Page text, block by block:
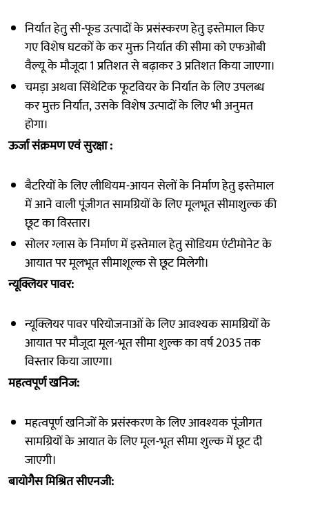
निर्यात हेतु सी-फूड उत्पादों के प्रसंस्करण हेतु इस्तेमाल किए
गए विशेष घटकों के कर मुक्त निर्यात की सीमा को एफओबी
वैल्यू के मौजूदा 1 प्रतिशत से बढ़ाकर 3 प्रतिशत किया जाएगा।
चमड़ा अथवा सिंथेटिक फूटवियर के निर्यात के लिए उपलब्ध
कर मुक्त निर्यात, उसके विशेष उत्पादों के लिए भी अनुमत
होगा।
ऊर्जा संक्रमण एवं सुरक्षा :
बैटरियों के लिए लीथियम-आयन सेलों के निर्माण हेतु इस्तेमाल
में आने वाली पूंजीगत सामग्रियों के लिए मूलभूत सीमाशुल्क की
छूट का विस्तार।
सोलर ग्लास के निर्माण में इस्तेमाल हेतु सोडियम एंटीमोनेट के
आयात पर मूलभूत सीमाशूल्क से छूट मिलेगी।
न्यूक्लियर पावर:
न्यूक्लियर पावर परियोजनाओं के लिए आवश्यक सामग्रियों के
आयात पर मौजूदा मूल-भूत सीमा शुल्क का वर्ष 2035 तक
विस्तार किया जाएगा।
महत्वपूर्ण खनिज:
महत्वपूर्ण खनिजों के प्रसंस्करण के लिए आवश्यक पूंजीगत
सामग्रियों के आयात के लिए मूल-भूत सीमा शुल्क में छूट दी
जाएगी।
बायोगैस मिश्रित सीएनजी: